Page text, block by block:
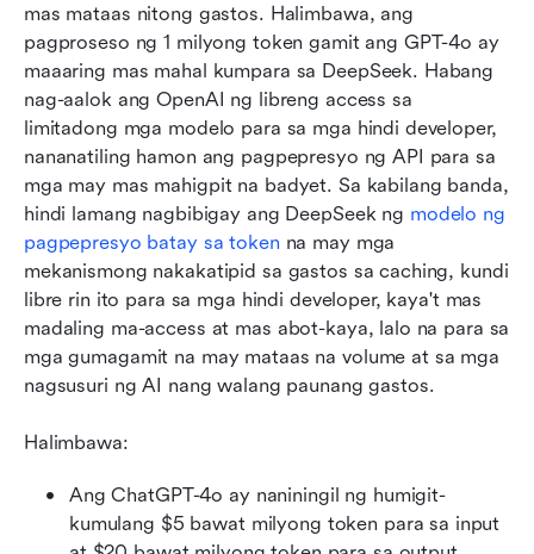
mas mataas nitong gastos. Halimbawa, ang
pagproseso ng 1 milyong token gamit ang GPT-4o ay
maaaring mas mahal kumpara sa DeepSeek. Habang
nag-aalok ang OpenAI ng libreng access sa
limitadong mga modelo para sa mga hindi developer,
nananatiling hamon ang pagpepresyo ng API para sa
mga may mas mahigpit na badyet. Sa kabilang banda,
hindi lamang nagbibigay ang DeepSeek ng modelo ng
pagpepresyo batay sa token na may mga
mekanismong nakakatipid sa gastos sa caching, kundi
libre rin ito para sa mga hindi developer, kaya't mas
madaling ma-access at mas abot-kaya, lalo na para sa
mga gumagamit na may mataas na volume at sa mga
nagsusuri ng AI nang walang paunang gastos.
Halimbawa:
Ang ChatGPT-4o ay naniningil ng humigit-
kumulang $5 bawat milyong token para sa input